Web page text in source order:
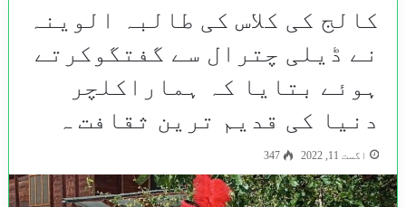
کالج کی کلاس کی طالبہ الوینہ
نے ڈیلی چترال سے گفتگوکرتے
ہوئے بتایا کہ ہماراکلچر
دنیا کی قدیم ترین ثقافت ہ
اگست 11, 2022 347